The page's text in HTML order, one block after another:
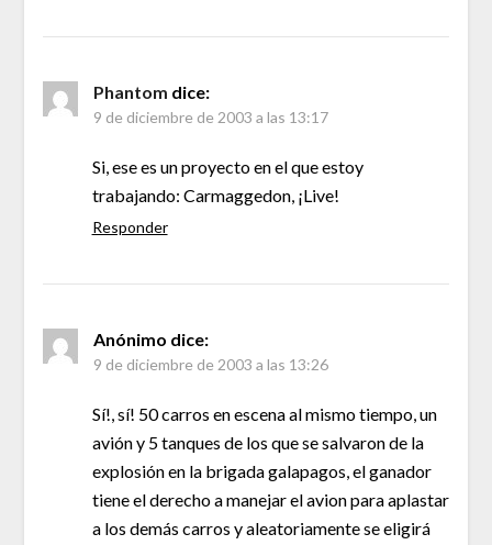
Phantom dice:
9 de diciembre de 2003 a las 13:17
Si, ese es un proyecto en el que estoy
trabajando: Carmaggedon, ¡Live!
Responder
Anónimo dice:
9 de diciembre de 2003 a las 13:26
Sí!, sí! 50 carros en escena al mismo tiempo, un
avión y 5 tanques de los que se salvaron de la
explosión en la brigada galapagos, el ganador
tiene el derecho a manejar el avion para aplastar
a los demás carros y aleatoriamente se eligirá